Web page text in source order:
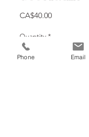
CA$40.00Price
Quantity *
Phone Email